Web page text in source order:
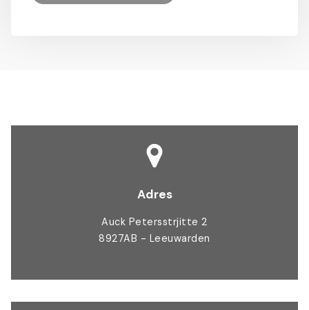
Adres
Auck Petersstrjitte 2
8927AB - Leeuwarden